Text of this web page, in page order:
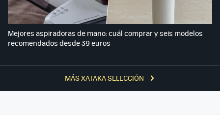
MÁS XATAKA SELECCIÓN
Mejores aspiradoras de mano: cuál comprar y seis modelos
recomendados desde 39 euros